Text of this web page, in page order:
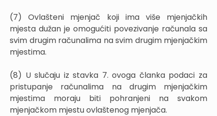
(7) Ovlašteni mjenjač koji ima više mjenjačkih
mjesta dužan je omogućiti povezivanje računala sa
svim drugim računalima na svim drugim mjenjačkim
mjestima.
(8) U slučaju iz stavka 7. ovoga članka podaci za
pristupanje računalima na drugim mjenjačkim
mjestima moraju biti pohranjeni na svakom
mjenjačkom mjestu ovlaštenog mjenjača.